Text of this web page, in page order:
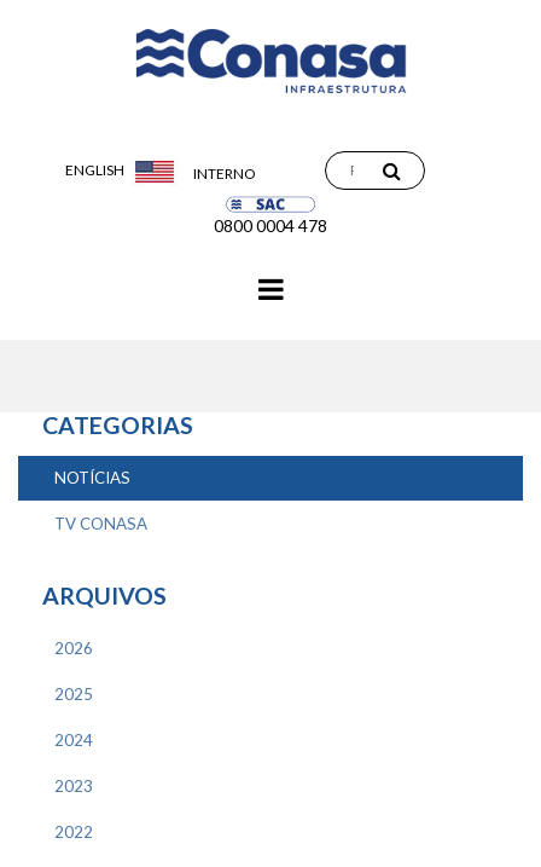
ENGLISH INTERNO
0800 0004 478
CATEGORIAS
NOTÍCIAS
TV CONASA
ARQUIVOS
2026
2025
2024
2023
2022